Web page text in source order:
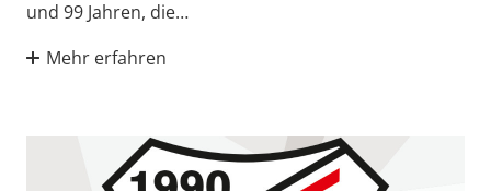
und 99 Jahren, die…
Mehr erfahren